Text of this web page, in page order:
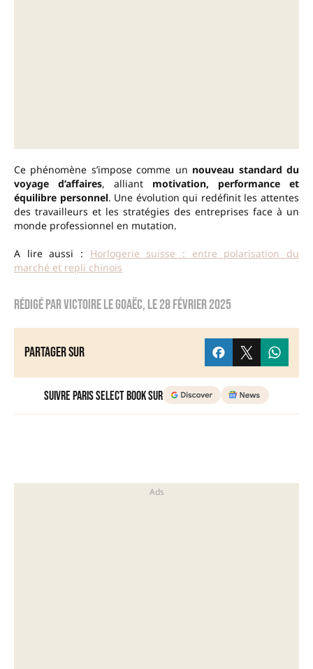
Ce phénomène s’impose comme un nouveau standard du
voyage d’affaires, alliant motivation, performance et
équilibre personnel. Une évolution qui redéfinit les attentes
des travailleurs et les stratégies des entreprises face à un
monde professionnel en mutation.
A lire aussi : Horlogerie suisse : entre polarisation du
marché et repli chinois
Rédigé parVictoire Le Goaëc, le28 février 2025
Partager sur
Suivre Paris Select Book sur